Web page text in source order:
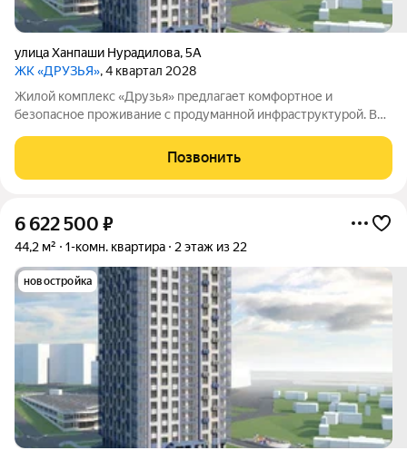
улица Ханпаши Нурадилова,5А
ЖК «ДРУЗЬЯ», 4 квартал 2028
Жилой комплекс «Друзья» предлагает комфортное и
безопасное проживание с продуманной инфраструктурой. Во
есть детские и спортивные площадки, а также велосипедные
дорожки. Сам дом оснащён
Позвонить
6 622 500 ₽
44,2 м² 1-комн. квартира 2 этаж из 22
новостройка